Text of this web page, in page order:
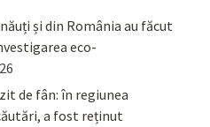
și din România au făcut
eco-
de fân: în regiunea
a fost reținut